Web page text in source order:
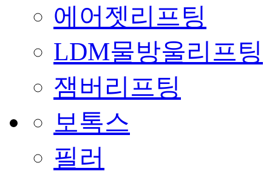
에어젯리프팅
LDM물방울리프팅
잼버리프팅
보톡스
필러